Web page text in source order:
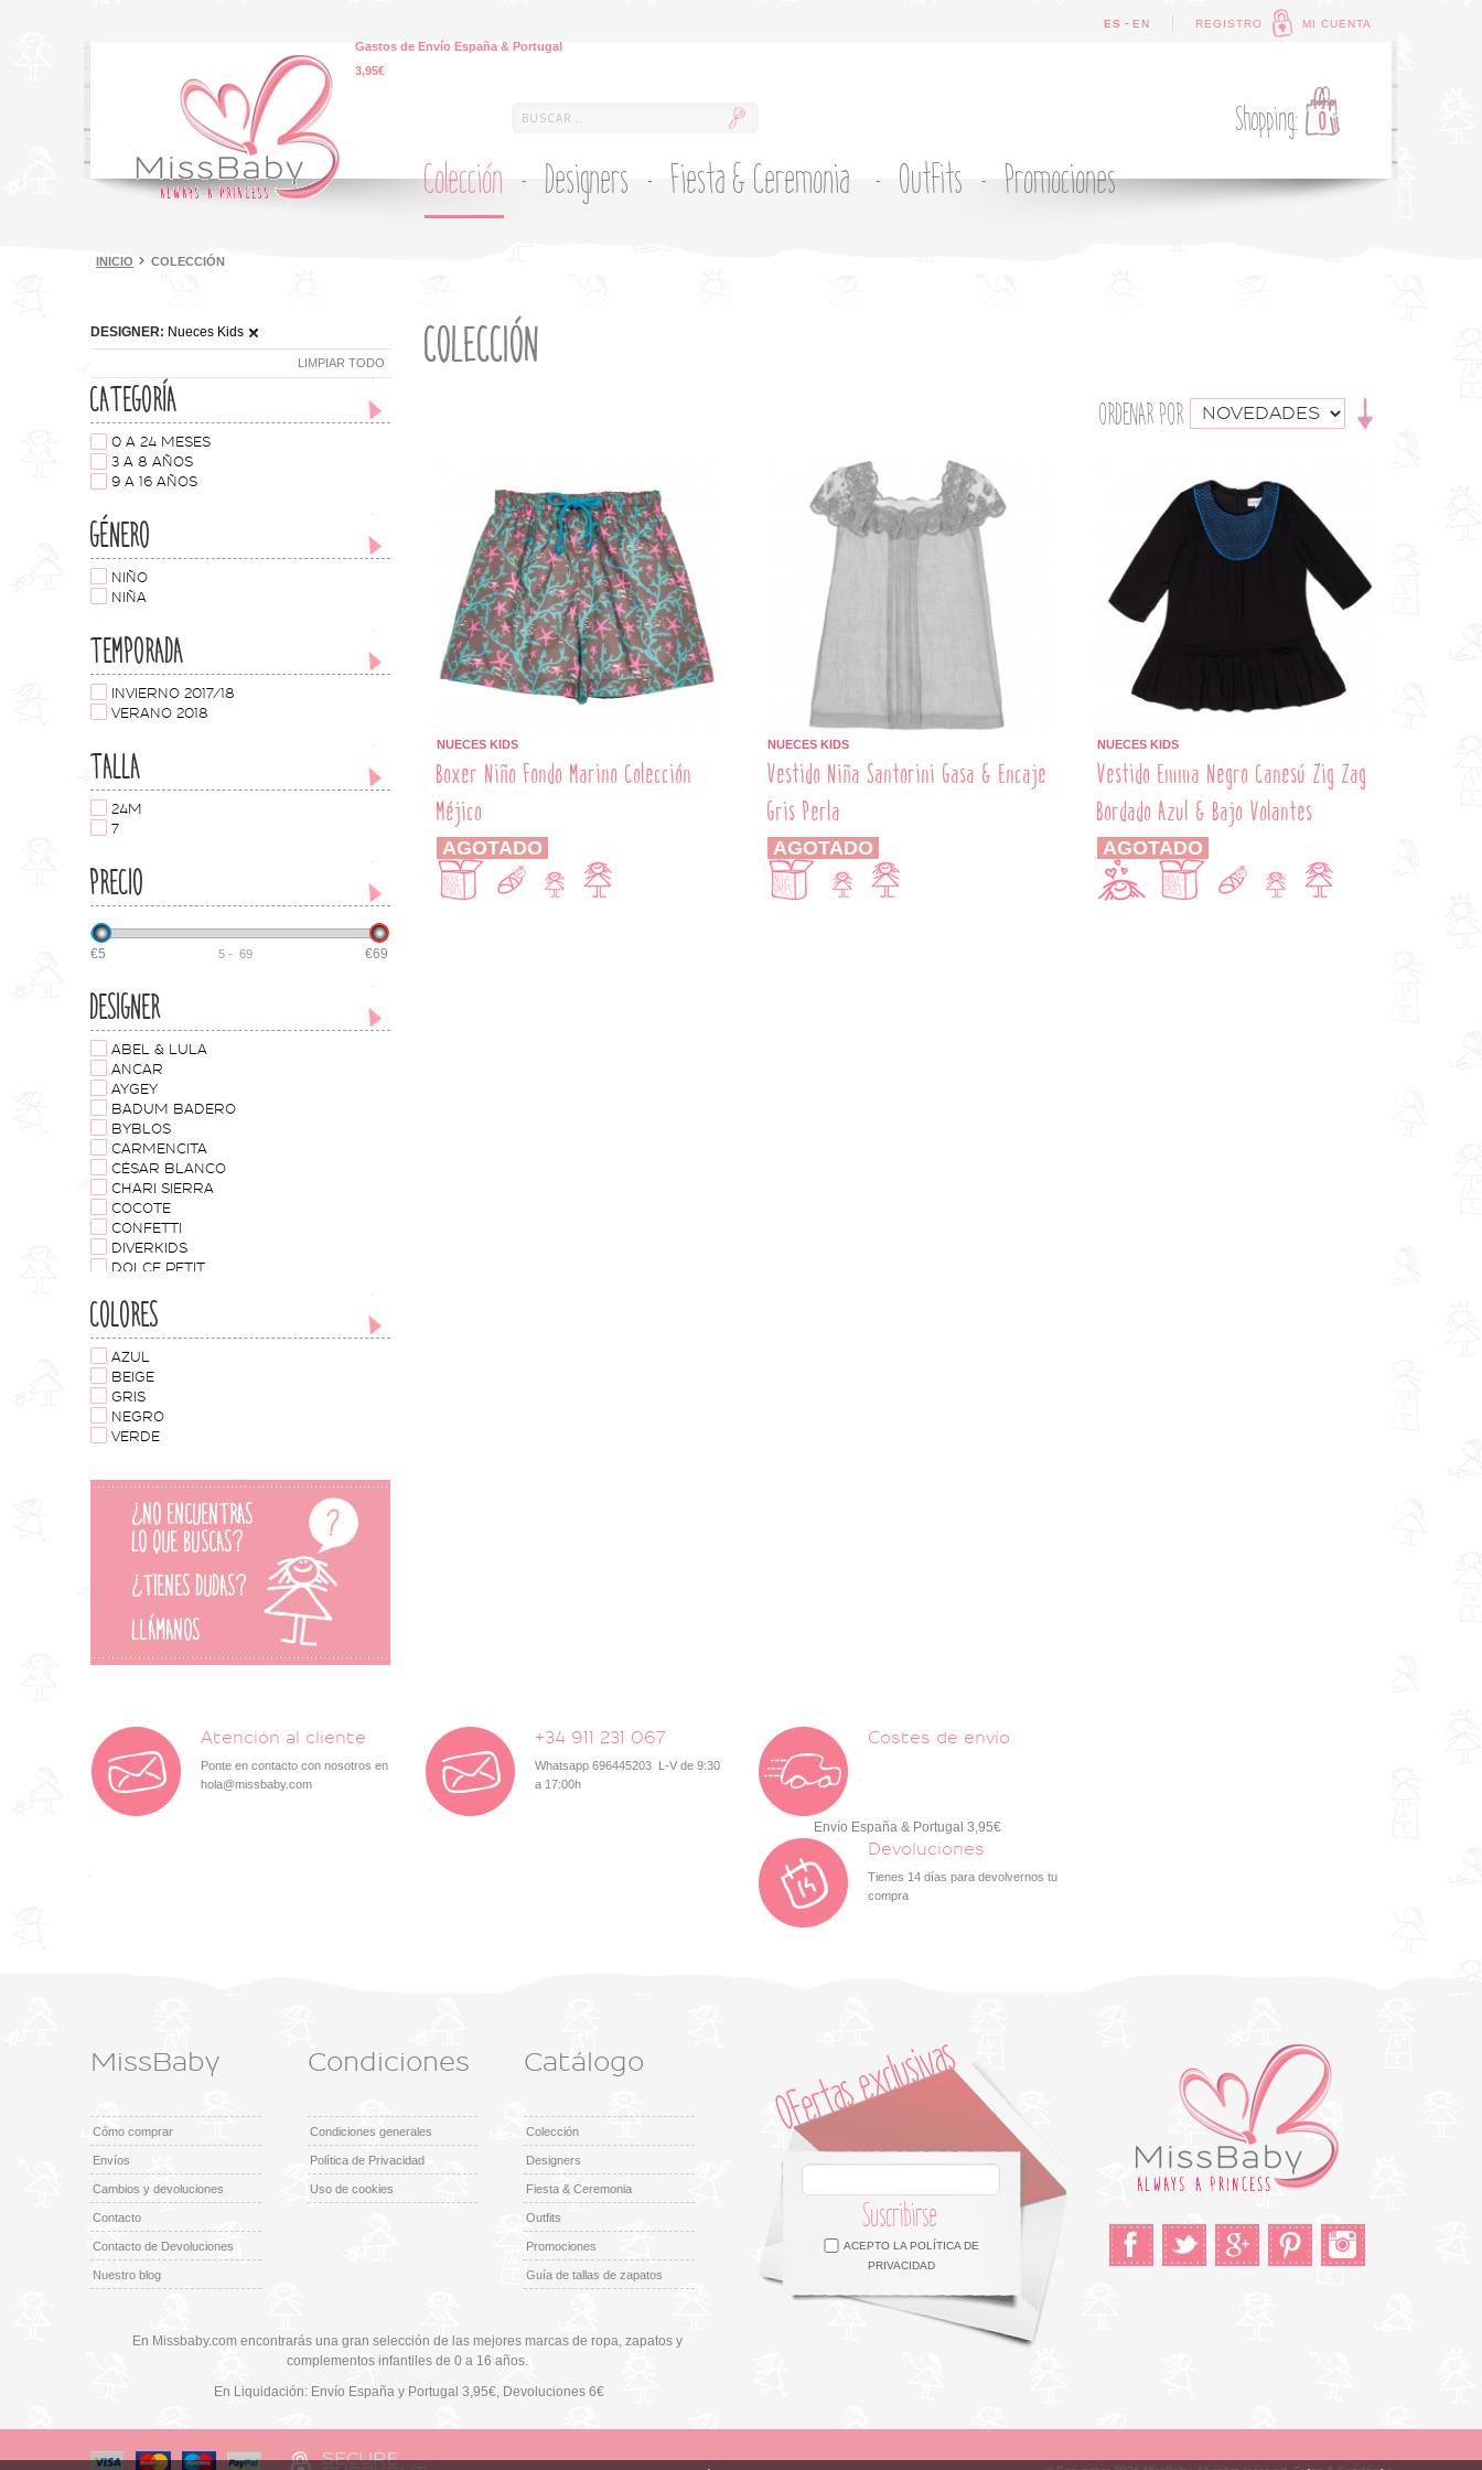
Gastos de Envío España & Portugal
3,95€
REGISTRO MI CUENTA
ES - EN
Shopping: 0
Colección Designers Fiesta & Ceremonia Outfits Promociones
INICIO COLECCIÓN
DESIGNER: Nueces Kids
LIMPIAR TODO
CATEGORÍA
0 A 24 MESES
3 A 8 AÑOS
9 A 16 AÑOS
GÉNERO
NIÑO
NIÑA
TEMPORADA
INVIERNO 2017/18
VERANO 2018
TALLA
24M
7
PRECIO
€5 €69
5 - 69
DESIGNER
ABEL & LULA
ANCAR
AYGEY
BADUM BADERO
BYBLOS
CARMENCITA
CÉSAR BLANCO
CHARI SIERRA
COCOTE
CONFETTI
DIVERKIDS
DOLCE PETIT
FOQUE
J.V. JOSÉ VARÓN
NUECES KIDS
PLAY UP
ROCHY
COLORES
AZUL
BEIGE
GRIS
NEGRO
VERDE
COLECCIÓN
ORDENAR POR
NUECES KIDS
Boxer Niño Fondo Marino Colección
Méjico
AGOTADO
NUECES KIDS
Vestido Niña Santorini Gasa & Encaje
Gris Perla
AGOTADO
NUECES KIDS
Vestido Emma Negro Canesú Zig Zag
Bordado Azul & Bajo Volantes
AGOTADO
Atención al cliente
Ponte en contacto con nosotros en
hola@missbaby.com
+34 911 231 067
Whatsapp 696445203 L-V de 9:30
a 17:00h
Costes de envío
Envío España & Portugal 3,95€
Devoluciones
Tienes 14 días para devolvernos tu
compra
MissBaby
Cómo comprar
Envíos
Cambios y devoluciones
Contacto
Contacto de Devoluciones
Nuestro blog
Condiciones
Condiciones generales
Política de Privacidad
Uso de cookies
Catálogo
Colección
Designers
Fiesta & Ceremonia
Outfits
Promociones
Guía de tallas de zapatos
En Missbaby.com encontrarás una gran selección de las mejores marcas de ropa, zapatos y
complementos infantiles de 0 a 16 años.
En Liquidación: Envío España y Portugal 3,95€, Devoluciones 6€
Suscribirse
ACEPTO LAPOLÍTICA DE
PRIVACIDAD
Facebook Twitter Google +